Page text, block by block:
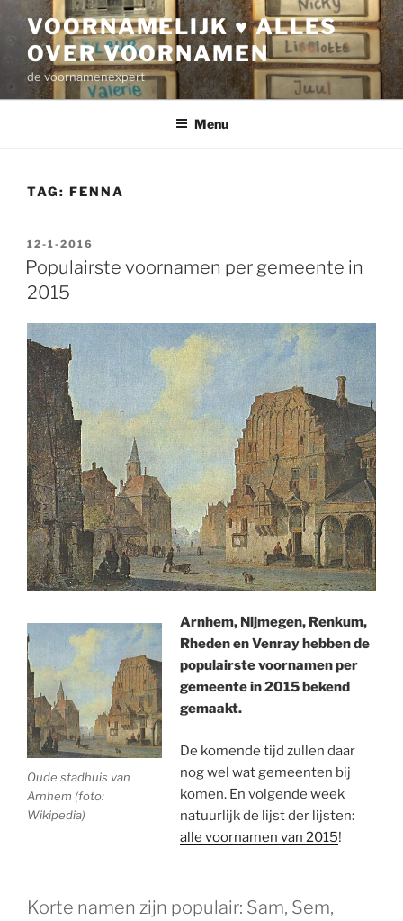
inhoud
VOORNAMELIJK ♥ ALLES
OVER VOORNAMEN
de voornamenexpert
Menu
TAG: FENNA
GEPLAATST
OP
12-1-2016
Populairste voornamen per gemeente in
2015
Oude stadhuis van
Arnhem (foto:
Wikipedia)
Arnhem, Nijmegen, Renkum,
Rheden en Venray hebben de
populairste voornamen per
gemeente in 2015 bekend
gemaakt.
De komende tijd zullen daar
nog wel wat gemeenten bij
komen. En volgende week
natuurlijk de lijst der lijsten:
alle voornamen van 2015!
Korte namen zijn populair: Sam, Sem,